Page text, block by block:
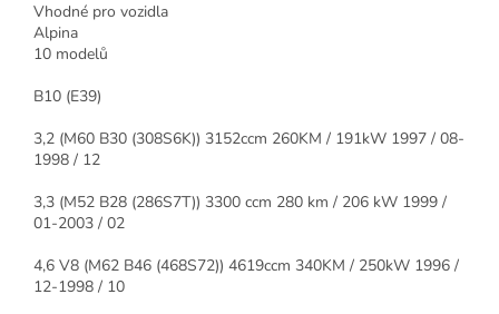
Vhodné pro vozidla
Alpina
10 modelů
B10 (E39)
3,2 (M60 B30 (308S6K)) 3152ccm 260KM / 191kW 1997 / 08-
1998 / 12
3,3 (M52 B28 (286S7T)) 3300 ccm 280 km / 206 kW 1999 /
01-2003 / 02
4,6 V8 (M62 B46 (468S72)) 4619ccm 340KM / 250kW 1996 /
12-1998 / 10